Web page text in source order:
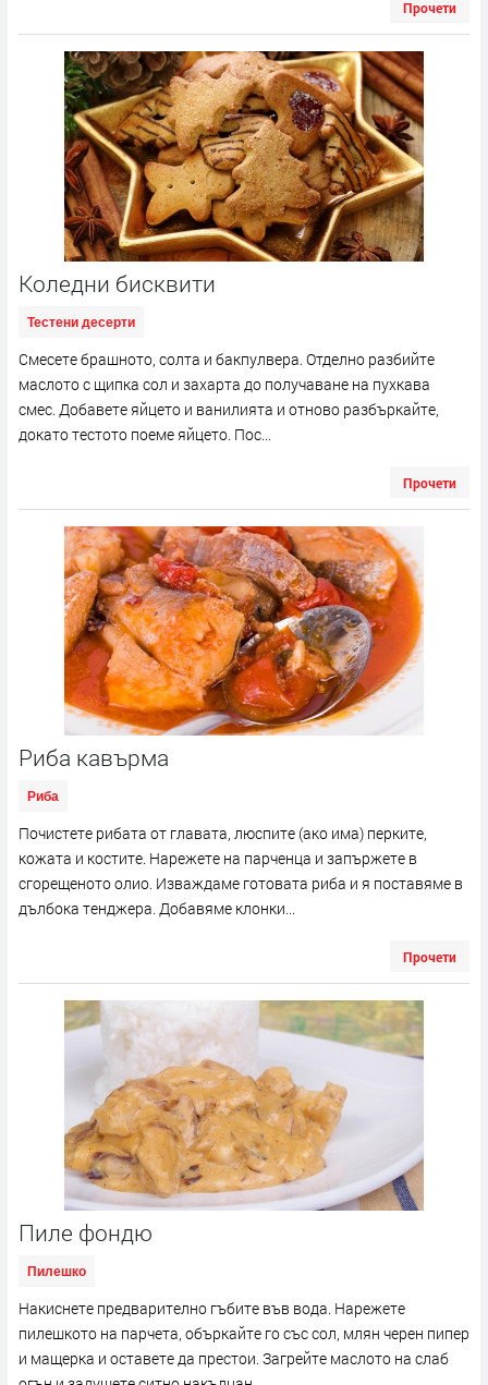
Прочети
Коледни бисквити
Тестени десерти
Смесете брашното, солта и бакпулвера. Отделно разбийте
маслото с щипка сол и захарта до получаване на пухкава
смес. Добавете яйцето и ванилията и отново разбъркайте,
докато тестото поеме яйцето. Пос...
Прочети
Риба кавърма
Риба
Почистете рибата от главата, люспите (ако има) перките,
кожата и костите. Нарежете на парченца и запържете в
сгорещеното олио. Изваждаме готовата риба и я поставяме в
дълбока тенджера. Добавяме клонки...
Прочети
Пиле фондю
Пилешко
Накиснете предварително гъбите във вода. Нарежете
пилешкото на парчета, объркайте го със сол, млян черен пипер
и мащерка и оставете да престои. Загрейте маслото на слаб